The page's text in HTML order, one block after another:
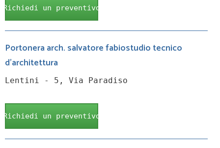
Richiedi un preventivo
Portonera arch. salvatore fabiostudio tecnico
d'architettura
Lentini - 5, Via Paradiso
Richiedi un preventivo